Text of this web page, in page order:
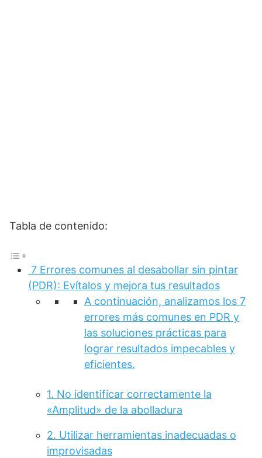
Tabla de contenido:
7 Errores comunes al desabollar sin pintar
(PDR): Evítalos y mejora tus resultados
A continuación, analizamos los 7
errores más comunes en PDR y
las soluciones prácticas para
lograr resultados impecables y
eficientes.
1. No identificar correctamente la
«Amplitud» de la abolladura
2. Utilizar herramientas inadecuadas o
improvisadas